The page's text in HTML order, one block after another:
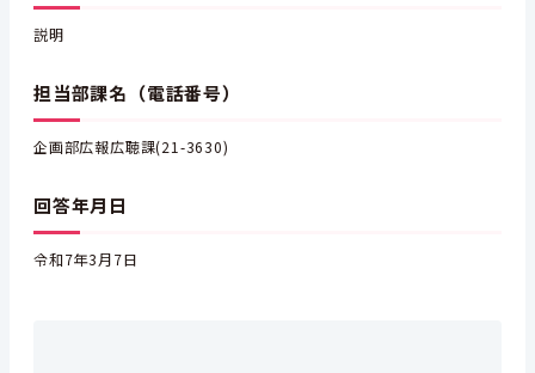
説明
担当部課名（電話番号）
企画部広報広聴課(21-3630)
回答年月日
令和7年3月7日